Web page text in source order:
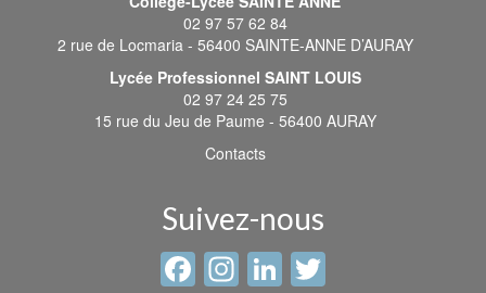
02 97 57 62 84
2 rue de Locmaria - 56400 SAINTE-ANNE D’AURAY
Lycée Professionnel SAINT LOUIS
02 97 24 25 75
15 rue du Jeu de Paume - 56400 AURAY
Contacts
Suivez-nous
Facebook
Instagram
LinkedIn